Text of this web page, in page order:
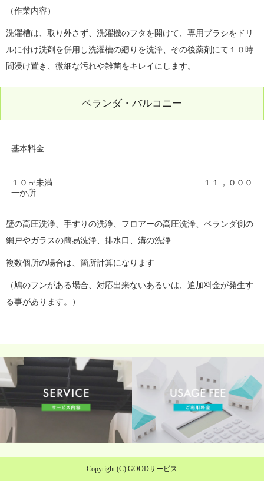
（作業内容）
洗濯槽は、取り外さず、洗濯機のフタを開けて、専用ブラシをドリ
ルに付け洗剤を併用し洗濯槽の廻りを洗浄、その後薬剤にて１０時
間浸け置き、微細な汚れや雑菌をキレイにします。
ベランダ・バルコニー
基本料金
１０㎡未満
一か所
１１，０００
壁の高圧洗浄、手すりの洗浄、フロアーの高圧洗浄、ベランダ側の
網戸やガラスの簡易洗浄、排水口、溝の洗浄
複数個所の場合は、箇所計算になります
（鳩のフンがある場合、対応出来ないあるいは、追加料金が発生す
る事があります。）
Copyright (C) GOODサービス